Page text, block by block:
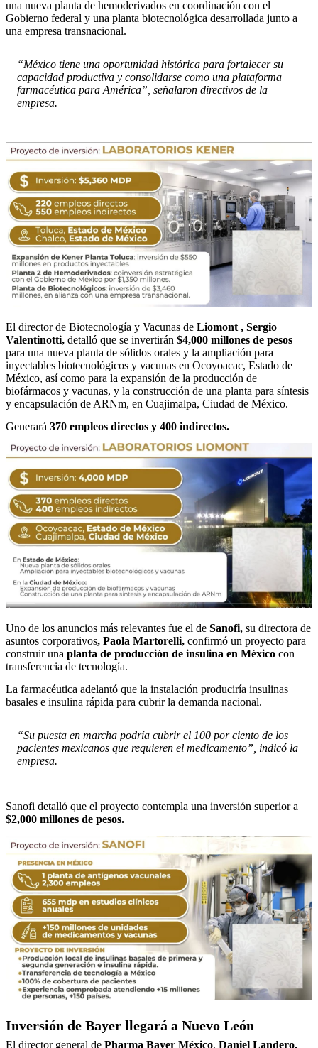
una nueva planta de hemoderivados en coordinación con el
Gobierno federal y una planta biotecnológica desarrollada junto a
una empresa transnacional.
“México tiene una oportunidad histórica para fortalecer su
capacidad productiva y consolidarse como una plataforma
farmacéutica para América”, señalaron directivos de la
empresa.
El director de Biotecnología y Vacunas de Liomont , Sergio
Valentinotti, detalló que se invertirán $4,000 millones de pesos
para una nueva planta de sólidos orales y la ampliación para
inyectables biotecnológicos y vacunas en Ocoyoacac, Estado de
México, así como para la expansión de la producción de
biofármacos y vacunas, y la construcción de una planta para síntesis
y encapsulación de ARNm, en Cuajimalpa, Ciudad de México.
Generará 370 empleos directos y 400 indirectos.
Uno de los anuncios más relevantes fue el de Sanofi, su directora de
asuntos corporativos, Paola Martorelli, confirmó un proyecto para
construir una planta de producción de insulina en México con
transferencia de tecnología.
La farmacéutica adelantó que la instalación produciría insulinas
basales e insulina rápida para cubrir la demanda nacional.
“Su puesta en marcha podría cubrir el 100 por ciento de los
pacientes mexicanos que requieren el medicamento”, indicó la
empresa.
Sanofi detalló que el proyecto contempla una inversión superior a
$2,000 millones de pesos.
Inversión de Bayer llegará a Nuevo León
El director general de Pharma Bayer México, Daniel Landero,